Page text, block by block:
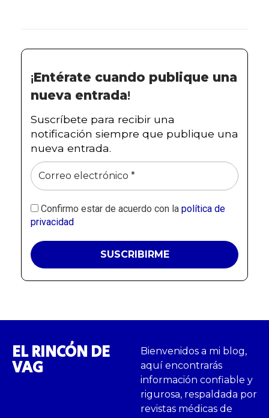
¡Entérate cuando publique una
nueva entrada!
Suscríbete para recibir una
notificación siempre que publique una
nueva entrada.
Confirmo estar de acuerdo con la política de
privacidad
EL RINCÓN DE
VAG
Bienvenidos a mi blog,
aquí encontrarás
información confiable y
rigurosa, respaldada por
revistas médicas de